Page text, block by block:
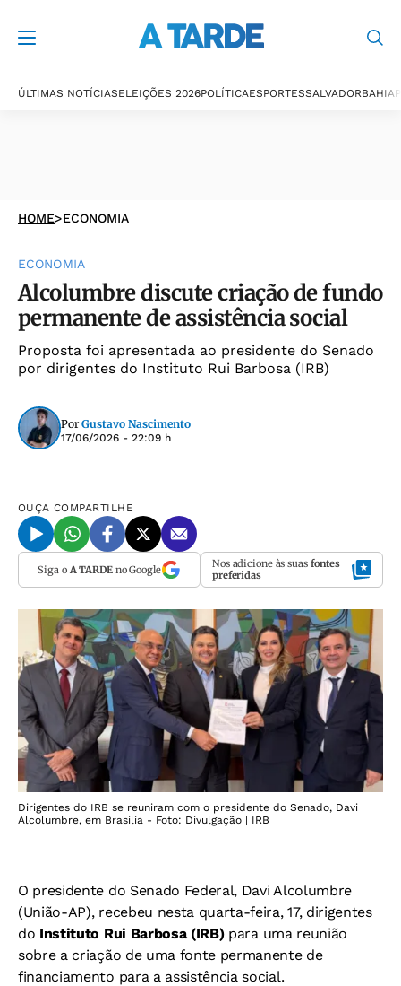
ÚLTIMAS NOTÍCIASELEIÇÕES 2026POLÍTICAESPORTESSALVADORBAHIA
HOME>ECONOMIA
ECONOMIA
Alcolumbre discute criação de fundo
permanente de assistência social
Proposta foi apresentada ao presidente do Senado
por dirigentes do Instituto Rui Barbosa (IRB)
Por Gustavo Nascimento
17/06/2026 - 22:09 h
OUÇA COMPARTILHE
Siga o A TARDEno Google Nos adicione às suas fontes
preferidas
Dirigentes do IRB se reuniram com o presidente do Senado, Davi
Alcolumbre, em Brasília - Foto: Divulgação | IRB
O presidente do Senado Federal, Davi Alcolumbre
(União-AP), recebeu nesta quarta-feira, 17, dirigentes
do Instituto Rui Barbosa (IRB)para uma reunião
sobre a criação de uma fonte permanente de
financiamento para a assistência social.